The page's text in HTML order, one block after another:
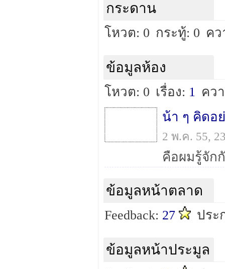
กระดาน
โหวต: 0 กระทู้: 0 ค
ข้อมูลห้อง
โหวต: 0 เรื่อง: 1 คว
น้า ๆ คิดอ
2 พ.ค. 55,
ข้อมูลหน้าตลาด
Feedback: 27 ปร
ข้อมูลหน้าประมูล